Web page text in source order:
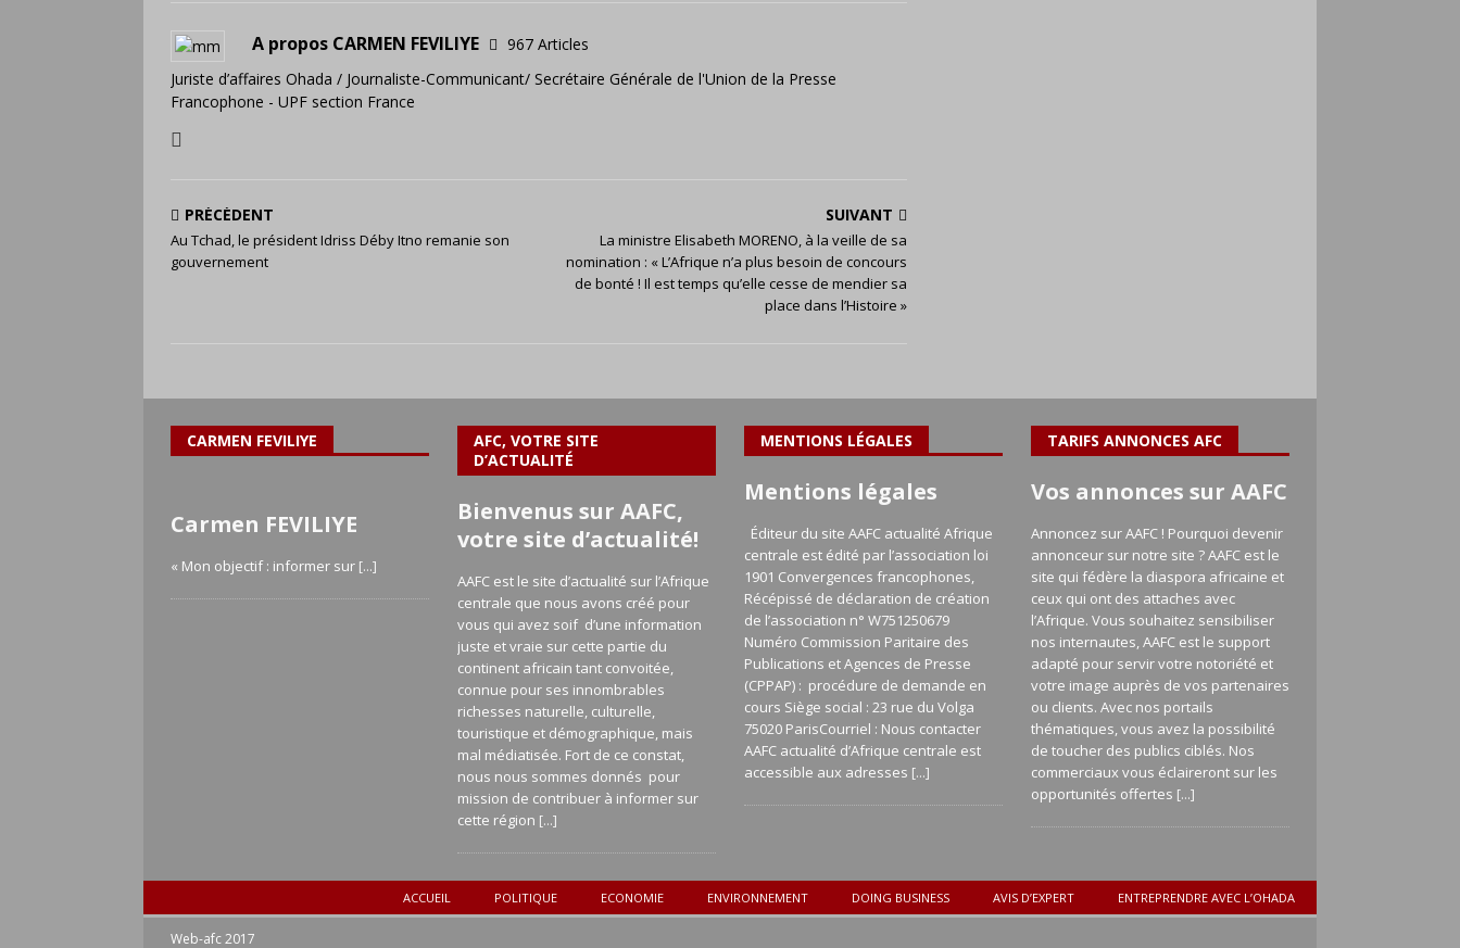
A propos CARMEN FEVILIYE
967 Articles
Juriste d’affaires Ohada / Journaliste-Communicant/ Secrétaire Générale de l'Union de la Presse
Francophone - UPF section France
PRÉCÉDENT
Au Tchad, le président Idriss Déby Itno remanie son
gouvernement
SUIVANT
La ministre Elisabeth MORENO, à la veille de sa
nomination : « L’Afrique n’a plus besoin de concours
de bonté ! Il est temps qu’elle cesse de mendier sa
place dans l’Histoire »
CARMEN FEVILIYE
Carmen FEVILIYE
« Mon objectif : informer sur [...]
AFC, VOTRE SITE
D’ACTUALITÉ
Bienvenus sur AAFC,
votre site d’actualité!
AAFC est le site d’actualité sur l’Afrique
centrale que nous avons créé pour
vous qui avez soif d’une information
juste et vraie sur cette partie du
continent africain tant convoitée,
connue pour ses innombrables
richesses naturelle, culturelle,
touristique et démographique, mais
mal médiatisée. Fort de ce constat,
nous nous sommes donnés pour
mission de contribuer à informer sur
cette région [...]
MENTIONS LÉGALES
Mentions légales
Éditeur du site AAFC actualité Afrique
centrale est édité par l’association loi
1901 Convergences francophones,
Récépissé de déclaration de création
de l’association n° W751250679
Numéro Commission Paritaire des
Publications et Agences de Presse
(CPPAP) : procédure de demande en
cours Siège social : 23 rue du Volga
75020 ParisCourriel : Nous contacter
AAFC actualité d’Afrique centrale est
accessible aux adresses [...]
TARIFS ANNONCES AFC
Vos annonces sur AAFC
Annoncez sur AAFC ! Pourquoi devenir
annonceur sur notre site ? AAFC est le
site qui fédère la diaspora africaine et
ceux qui ont des attaches avec
l’Afrique. Vous souhaitez sensibiliser
nos internautes, AAFC est le support
adapté pour servir votre notoriété et
votre image auprès de vos partenaires
ou clients. Avec nos portails
thématiques, vous avez la possibilité
de toucher des publics ciblés. Nos
commerciaux vous éclaireront sur les
opportunités offertes [...]
ACCUEIL POLITIQUE ECONOMIE ENVIRONNEMENT DOING BUSINESS AVIS D’EXPERT ENTREPRENDRE AVEC L’OHADA
Web-afc 2017